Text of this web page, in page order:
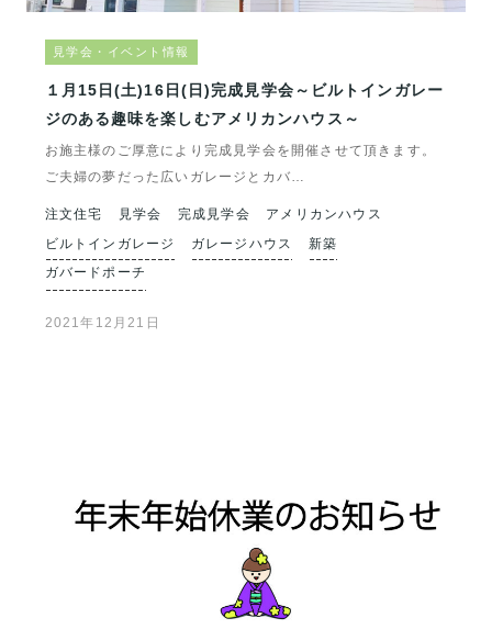
見学会・イベント情報
１月15日(土)16日(日)完成見学会～ビルトインガレー
ジのある趣味を楽しむアメリカンハウス～
お施主様のご厚意により完成見学会を開催させて頂きます。
ご夫婦の夢だった広いガレージとカバ…
注文住宅 見学会 完成見学会
アメリカンハウス
ビルトインガレージ
ガレージハウス
新築
ガバードポーチ
2021年12月21日